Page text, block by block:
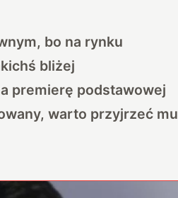
bo na rynku
bliżej
premierę podstawowej
warto przyjrzeć mu